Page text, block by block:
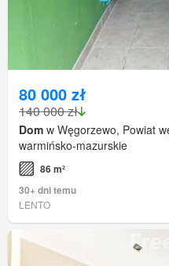
80 000 zł
140 000 zł
Dom w Węgorzewo, Powiat
warmińsko-mazurskie
86 m²
30+ dni temu
LENTO